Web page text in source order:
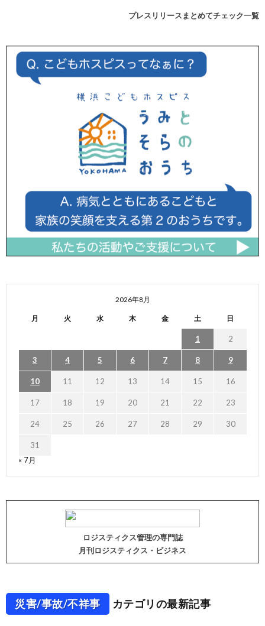
プレスリリースまとめてチェック一覧
2026年8月
月 火 水 木 金 土 日
1 2
3 4 5 6 7 8 9
10 11 12 13 14 15 16
17 18 19 20 21 22 23
24 25 26 27 28 29 30
31
« 7月
ロジスティクス管理の専門誌
月刊ロジスティクス・ビジネス
災害/事故/不祥事 カテゴリの最新記事